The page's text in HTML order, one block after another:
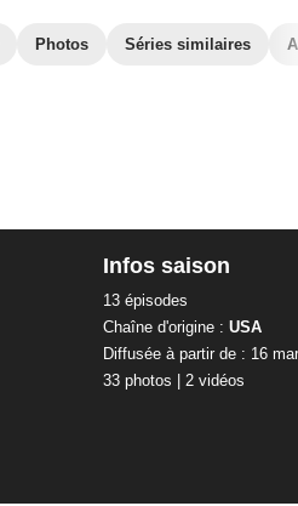
Photos Séries similaires
Infos saison
13 épisodes
Chaîne d'origine : USA
Diffusée à partir de : 16
33 photos
2 vidéos